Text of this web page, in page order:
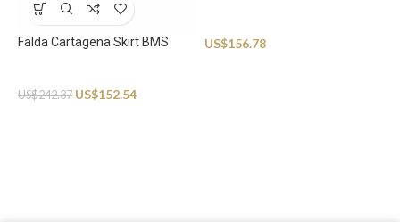
Falda Cartagena Skirt BMS
US$242.37 US$152.54
US$156.78